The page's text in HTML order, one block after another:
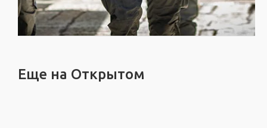
Еще на Открытом